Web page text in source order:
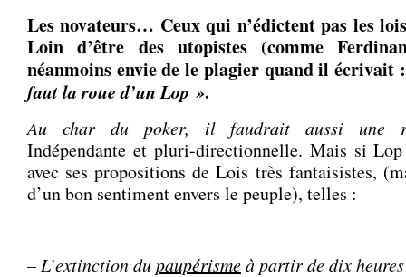
Les novateurs… Ceux qui n’édictent pas les
Loin d’être des utopistes (comme
néanmoins envie de le plagier quand il écrivait
faut la roue d’un Lop ».
Au char du poker, il faudrait aussi une
Indépendante et pluri-directionnelle. Mais si
avec ses propositions de Lois très fantaisistes,
d’un bon sentiment envers le peuple), telles :
– L’extinction dupaupérismeà partir de dix